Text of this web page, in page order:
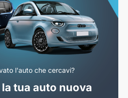
l'auto che cercavi?
tua auto nuova